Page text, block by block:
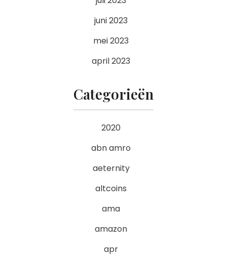
juni 2023
mei 2023
april 2023
Categorieën
2020
abn amro
aeternity
altcoins
ama
amazon
apr